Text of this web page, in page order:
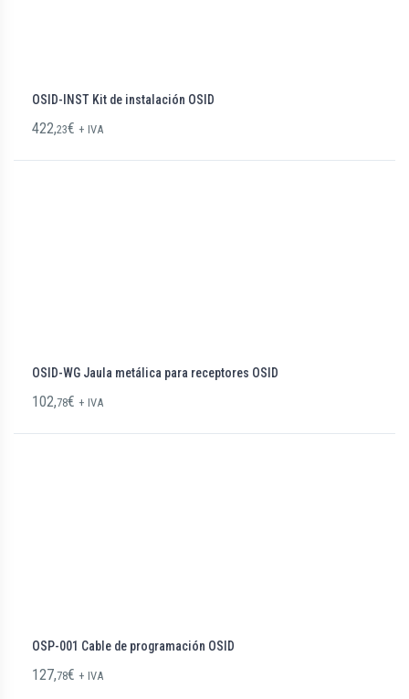
OSID-INST Kit de instalación OSID
422,23€ + IVA
OSID-WG Jaula metálica para receptores OSID
102,78€ + IVA
OSP-001 Cable de programación OSID
127,78€ + IVA